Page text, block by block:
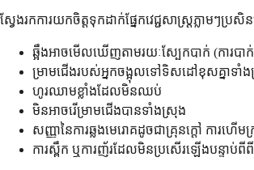
ស្វែងរកការយកចិត្តទុកដាក់ផ្នែកវេជ្ជសាស្រ្តភ្លាមៗប្រ
ឆ្អឹងអាចមើលឃើញតាមរយៈស្បែកបាក់ (ការបា
ម្រាមជើងរបស់អ្នកចង្អុលទៅទិសដៅខុសគ្នាទាំ
ហូរឈាមខ្លាំងដែលមិនឈប់
មិនអាចរើម្រាមជើងបានទាំងស្រុង
សញ្ញានៃការឆ្លងមេរោគដូចជាគ្រុនក្តៅ ការ
ការស្ពឹក ឬការញ័រដែលមិនប្រសើរឡើងបន្ទាប់ពី